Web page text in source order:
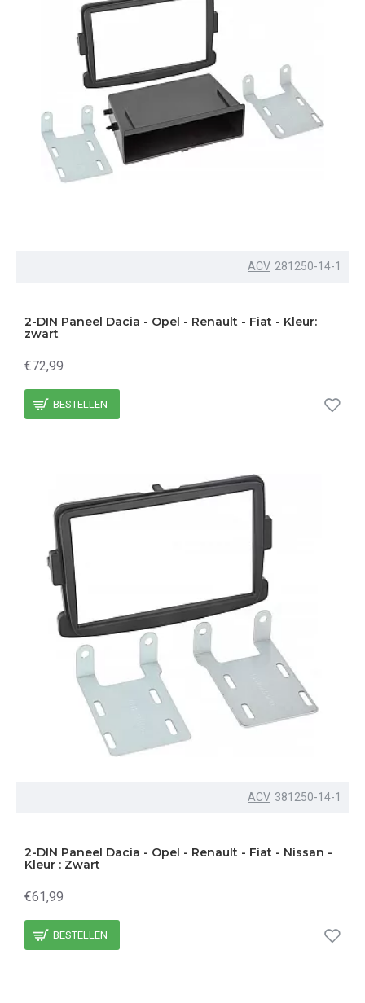
ACV 281250-14-1
2-DIN Paneel Dacia - Opel - Renault - Fiat - Kleur:
zwart
€72,99
BESTELLEN
ACV 381250-14-1
2-DIN Paneel Dacia - Opel - Renault - Fiat - Nissan -
Kleur : Zwart
€61,99
BESTELLEN